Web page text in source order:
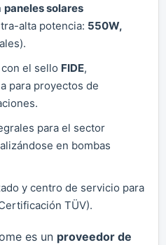
paneles solares
alta potencia: 550W,
el sello FIDE,
para proyectos de
para el sector
en bombas
y centro de servicio para
TÜV).
es un proveedor de